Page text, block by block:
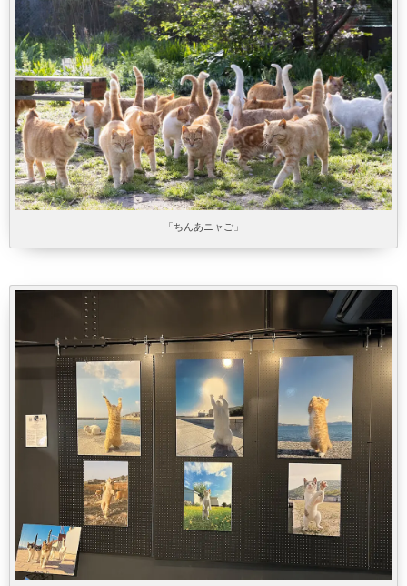
「ちんあニャご」